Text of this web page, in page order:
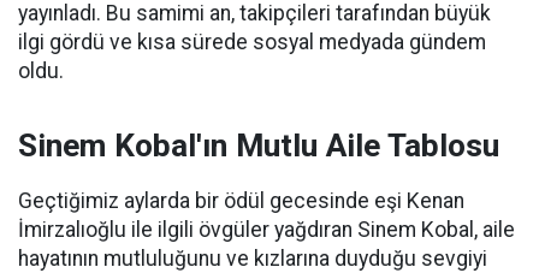
yayınladı. Bu samimi an, takipçileri tarafından büyük
ilgi gördü ve kısa sürede sosyal medyada gündem
oldu.
Sinem Kobal'ın Mutlu Aile Tablosu
Geçtiğimiz aylarda bir ödül gecesinde eşi Kenan
İmirzalıoğlu ile ilgili övgüler yağdıran Sinem Kobal, aile
hayatının mutluluğunu ve kızlarına duyduğu sevgiyi